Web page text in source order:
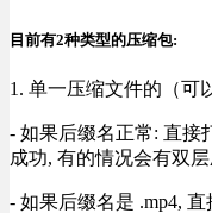
目前有2种类型的压缩包:
1. 单一压缩文件的（可
- 如果后缀名正常: 直接
成功, 有的情况会有双
- 如果后缀名是 .mp4,